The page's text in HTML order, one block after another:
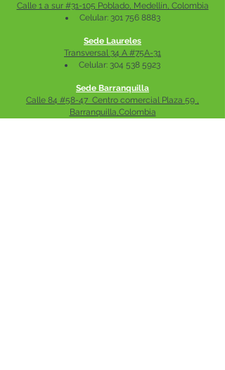
Calle 1 a sur #31-105 Poblado, Medellín, Colombia
Celular: 301 756 8883
Sede Laureles
Transversal 34 A #75A-31
Celular: 304 538 5923
Sede Barranquilla
Calle 84 #58-47 Centro comercial Plaza 59 ,
Barranquilla,Colombia